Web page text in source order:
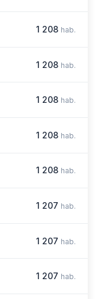
1 208 hab.
1 208 hab.
1 208 hab.
1 208 hab.
1 208 hab.
1 207 hab.
1 207 hab.
1 207 hab.